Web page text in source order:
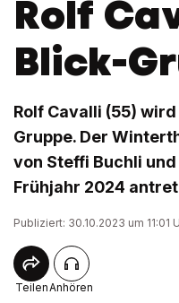
Rolf
Blick-
Rolf Cavalli (55)
Gruppe. Der
von Steffi Buchli
Frühjahr 2024
Publiziert: 30.10.2023 um 11:01
TeilenAnhören